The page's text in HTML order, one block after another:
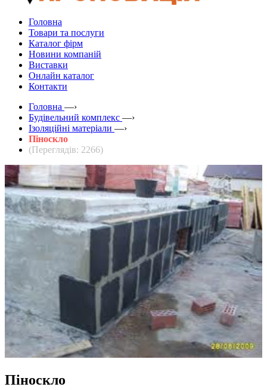
Головна
Товари та послуги
Каталог фірм
Новини компаній
Виставки
Онлайн каталог
Контакти
Головна —›
Будівельний комплекс —›
Ізоляційні матеріали —›
Піноскло
(Переглядів: 2266)
Піноскло